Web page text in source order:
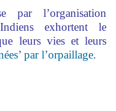
par l’organisation
exhortent le
leurs vies et leurs
par l’orpaillage.